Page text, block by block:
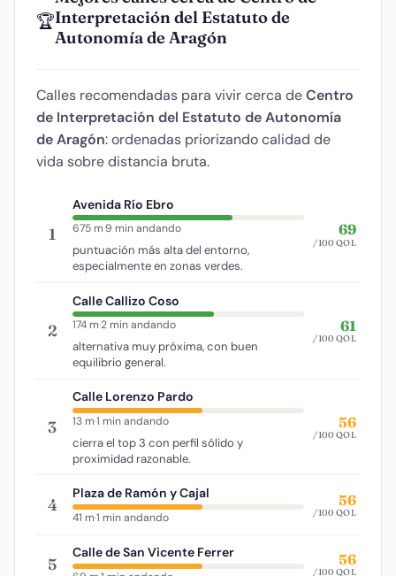
🏆Interpretación del Estatuto de
Autonomía de Aragón
Calles recomendadas para vivir cerca deCentro
de Interpretación del Estatuto de Autonomía
de Aragón: ordenadas priorizando calidad de
vida sobre distancia bruta.
1
Avenida Río Ebro
675 m·9 min andando
puntuación más alta del entorno,
especialmente en zonas verdes.
69
/100 QOL
2
Calle Callizo Coso
174 m·2 min andando
alternativa muy próxima, con buen
equilibrio general.
61
/100 QOL
3
Calle Lorenzo Pardo
13 m·1 min andando
cierra el top 3 con perfil sólido y
proximidad razonable.
56
/100 QOL
4
Plaza de Ramón y Cajal
41 m·1 min andando
56
/100 QOL
5
Calle de San Vicente Ferrer 56
/100 QOL